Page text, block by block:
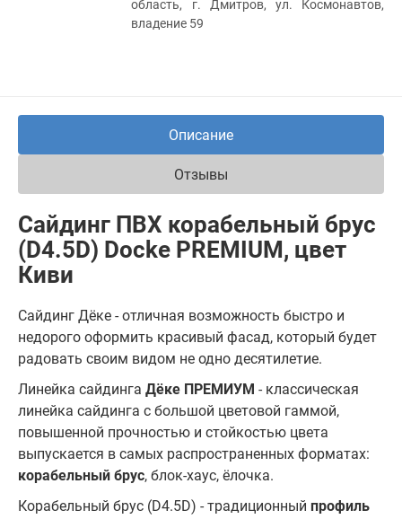
область, г. Дмитров, ул. Космонавтов,
владение 59
Описание
Отзывы
Сайдинг ПВХ корабельный брус
(D4.5D) Docke PREMIUM, цвет
Киви
Сайдинг Дёке - отличная возможность быстро и
недорого оформить красивый фасад, который будет
радовать своим видом не одно десятилетие.
Линейка сайдинга Дёке ПРЕМИУМ - классическая
линейка сайдинга с большой цветовой гаммой,
повышенной прочностью и стойкостью цвета
выпускается в самых распространенных форматах:
корабельный брус, блок-хаус, ёлочка.
Корабельный брус (D4.5D) - традиционный профиль